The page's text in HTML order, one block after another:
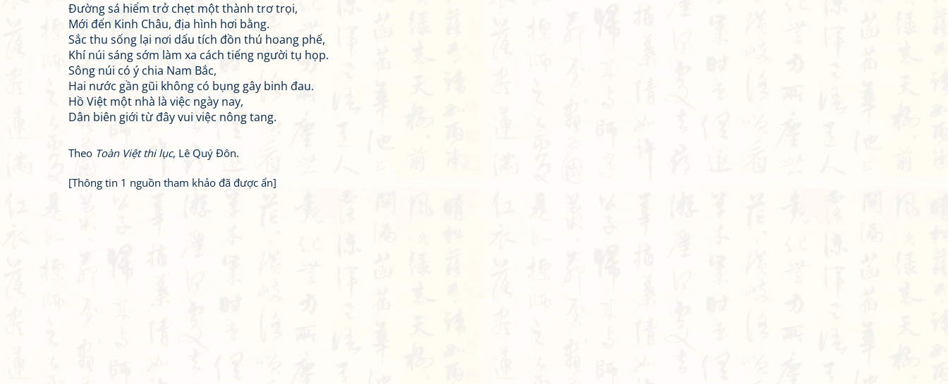
Đường sá hiểm trở chẹt một thành trơ trọi,
Mới đến Kinh Châu, địa hình hơi bằng.
Sắc thu sống lại nơi dấu tích đồn thú hoang phế,
Khí núi sáng sớm làm xa cách tiếng người tụ họp.
Sông núi có ý chia Nam Bắc,
Hai nước gần gũi không có bụng gây binh đau.
Hồ Việt một nhà là việc ngày nay,
Dân biên giới từ đây vui việc nông tang.
Theo Toàn Việt thi lục, Lê Quý Đôn.
[Thông tin 1 nguồn tham khảo đã được ẩn]